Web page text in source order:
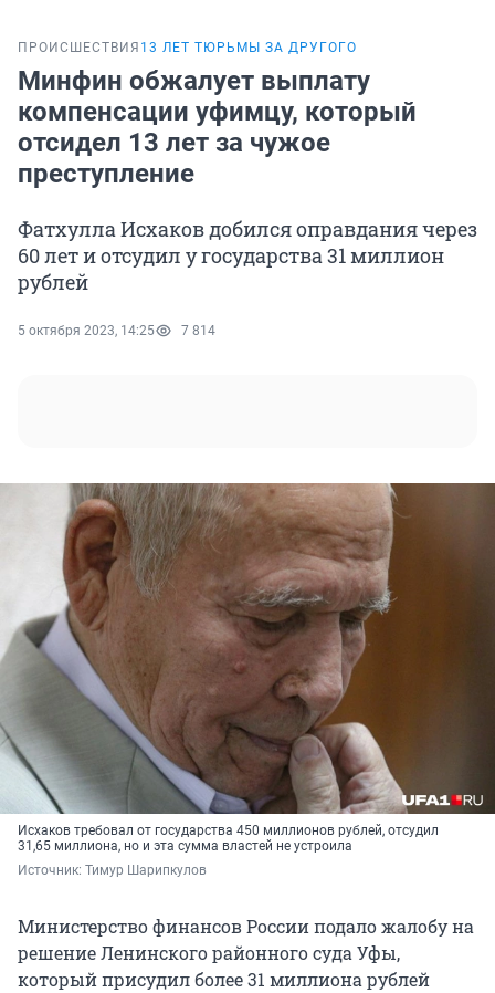
ПРОИСШЕСТВИЯ 13 ЛЕТ ТЮРЬМЫ ЗА ДРУГОГО
Минфин обжалует выплату
компенсации уфимцу, который
отсидел 13 лет за чужое
преступление
Фатхулла Исхаков добился оправдания через
60 лет и отсудил у государства 31 миллион
рублей
5 октября 2023, 14:25 7 814
Исхаков требовал от государства 450 миллионов рублей, отсудил
31,65 миллиона, но и эта сумма властей не устроила
Источник: Тимур Шарипкулов
Министерство финансов России подало жалобу на
решение Ленинского районного суда Уфы,
который присудил более 31 миллиона рублей